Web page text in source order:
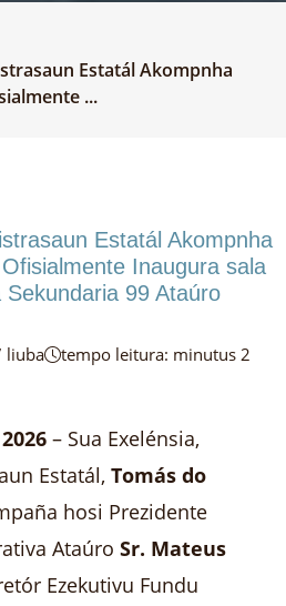
Estatál Akompnha
...
Estatál Akompnha
Inaugura sala
Sekundaria 99 Ataúro
liuba tempo leitura: minutus 2
– Sua Exelénsia,
Estatál, Tomás do
hosi Prezidente
Ataúro Sr. Mateus
Ezekutivu Fundu